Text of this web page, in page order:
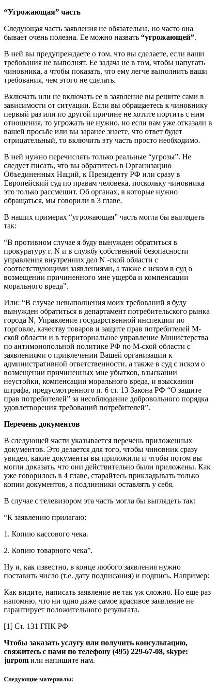
“Угрожающая” часть
Следующая часть заявления не обязательна, но часто она
бывает очень полезна. Ее можно назвать “угрожающей”.
В ней вы предупреждаете о том, что вы сделаете, если ваши
требования не выполнят. Ее задача не в том, чтобы напугать
чиновника, а чтобы показать, что ему легче выполнить ваши
требования, чем этого не сделать.
Включать или не включать ее в заявление вы решите сами в
зависимости от ситуации. Если вы обращаетесь к чиновнику
первый раз или по другой причине не хотите портить с ним
отношения, то угрожать не нужно, но если вам уже отказали в
вашей просьбе или вы заранее знаете, что ответ будет
отрицательный, то включить эту часть просто необходимо.
В ней нужно перечислять только реальные “угрозы”. Не
следует писать, что вы обратитесь в Организацию
Объединенных Наций, к Президенту РФ или сразу в
Европейский суд по правам человека, поскольку чиновника
это только рассмешит. Об органах, в которые нужно
обращаться, мы говорили в 3 главе.
В наших примерах “угрожающая” часть могла бы выглядеть
так:
“В противном случае я буду вынужден обратиться в
прокуратуру г. N и в службу собственной безопасности
управления внутренних дел N -ской области с
соответствующими заявлениями, а также с иском в суд о
возмещении причиненного мне ущерба и компенсации
морального вреда”.
Или: “В случае невыполнения моих требований я буду
вынужден обратиться в департамент потребительского рынка
города N, Управление государственной инспекции по
торговле, качеству товаров и защите прав потребителей M-
ской области и в территориальное управление Министерства
по антимонопольной политике РФ по M-ской области с
заявлениями о привлечении Вашей организации к
административной ответственности, а также в суд с иском о
возмещении причиненных мне убытков, взыскании
неустойки, компенсации морального вреда, и взыскании
штрафа, предусмотренного п. 6 ст. 13 Закона РФ “О защите
прав потребителей” за несоблюдение добровольного порядка
удовлетворения требований потребителей”.
Перечень документов
В следующей части указывается перечень приложенных
документов. Это делается для того, чтобы чиновник сразу
увидел, какие документы вы приложили и чтобы потом вы
могли доказать, что они действительно были приложены. Как
уже говорилось в 4 главе, старайтесь прикладывать только
копии документов, а подлинники оставлять у себя.
В случае с телевизором эта часть могла бы выглядеть так:
“К заявлению прилагаю:
1. Копию кассового чека.
2. Копию товарного чека”.
Ну и, как известно, в конце любого заявления нужно
поставить число (т.е. дату подписания) и подпись. Например:
Как видите, написать заявление не так уж сложно. Но еще раз
напомню, что ни одно даже самое красивое заявление не
гарантирует положительного результата.
[1] Ст. 131 ГПК РФ
Чтобы заказать услугу или получить консультацию,
свяжитесь с нами по телефону (495) 229-67-08, skype:
jurpom или напишите нам.
Следующие материалы: